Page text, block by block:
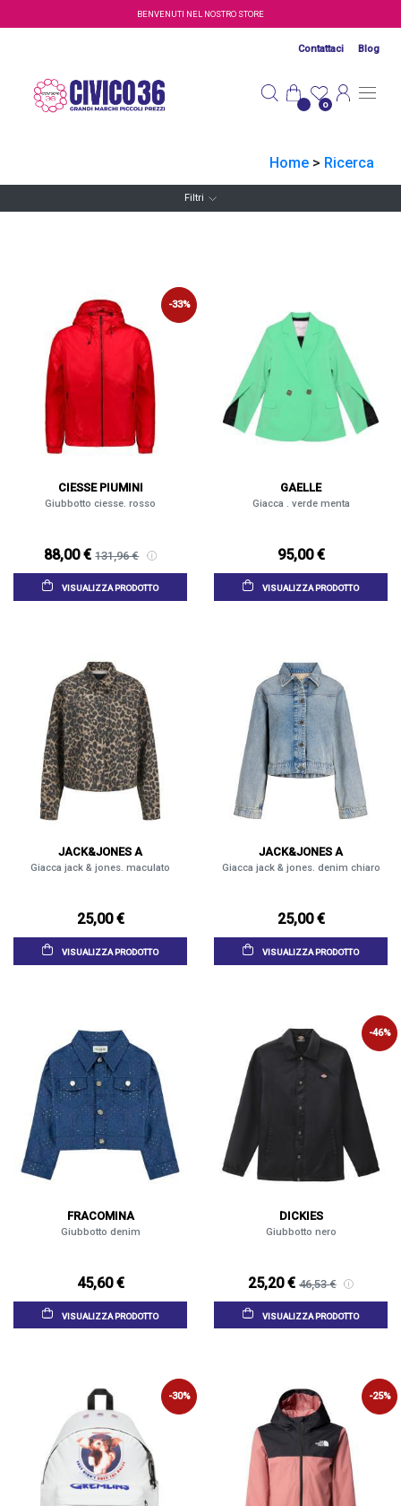
Salta al contenuto principaleBENVENUTI NEL NOSTRO STORE
Contattaci Blog
0
Home > Ricerca
Filtri
-33%
CIESSE PIUMINI
Giubbotto ciesse. rosso
88,00 € 131,96 €
VISUALIZZA PRODOTTO
GAELLE
Giacca . verde menta
95,00 €
VISUALIZZA PRODOTTO
JACK&JONES A
Giacca jack & jones. maculato
25,00 €
VISUALIZZA PRODOTTO
JACK&JONES A
Giacca jack & jones. denim chiaro
25,00 €
VISUALIZZA PRODOTTO
FRACOMINA
Giubbotto denim
45,60 €
VISUALIZZA PRODOTTO
-46%
DICKIES
Giubbotto nero
25,20 € 46,53 €
VISUALIZZA PRODOTTO
-30% -25%